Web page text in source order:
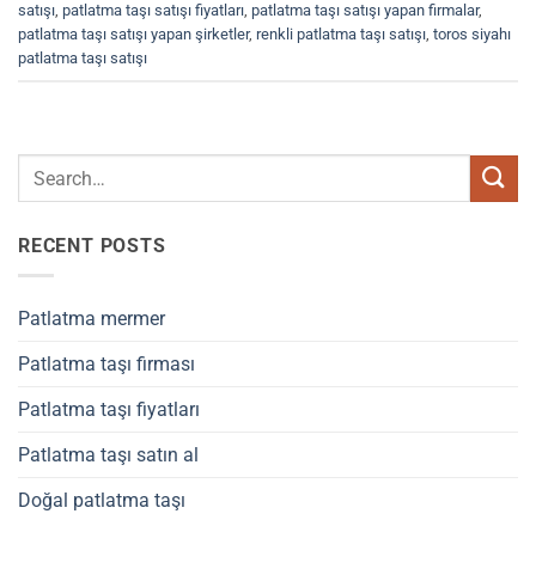
satışı, patlatma taşı satışı fiyatları, patlatma taşı satışı yapan firmalar,
patlatma taşı satışı yapan şirketler, renkli patlatma taşı satışı, toros siyahı
patlatma taşı satışı
RECENT POSTS
Patlatma mermer
Patlatma taşı firması
Patlatma taşı fiyatları
Patlatma taşı satın al
Doğal patlatma taşı